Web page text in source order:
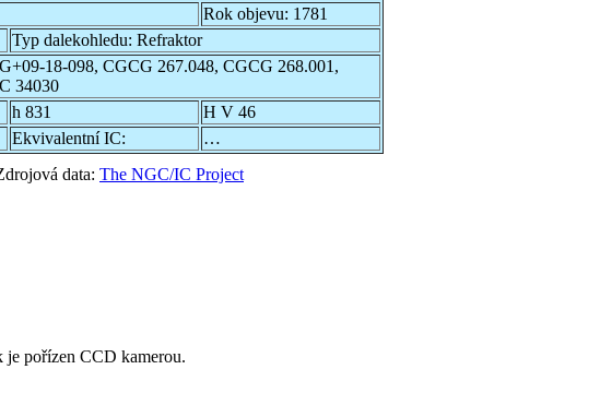
Rok objevu: 1781
Typ dalekohledu: Refraktor
18-098, CGCG 267.048, CGCG 268.001,
34030
h 831
H V 46
Ekvivalentní IC:
…
data: The NGC/IC Project
je pořízen CCD kamerou.